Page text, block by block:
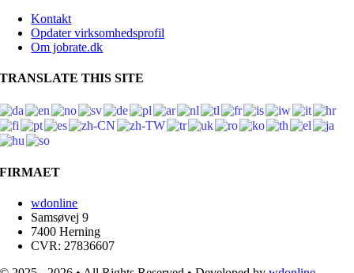
Kontakt
Opdater virksomhedsprofil
Om jobrate.dk
TRANSLATE THIS SITE
FIRMAET
wdonline
Samsøvej 9
7400 Herning
CVR: 27836607